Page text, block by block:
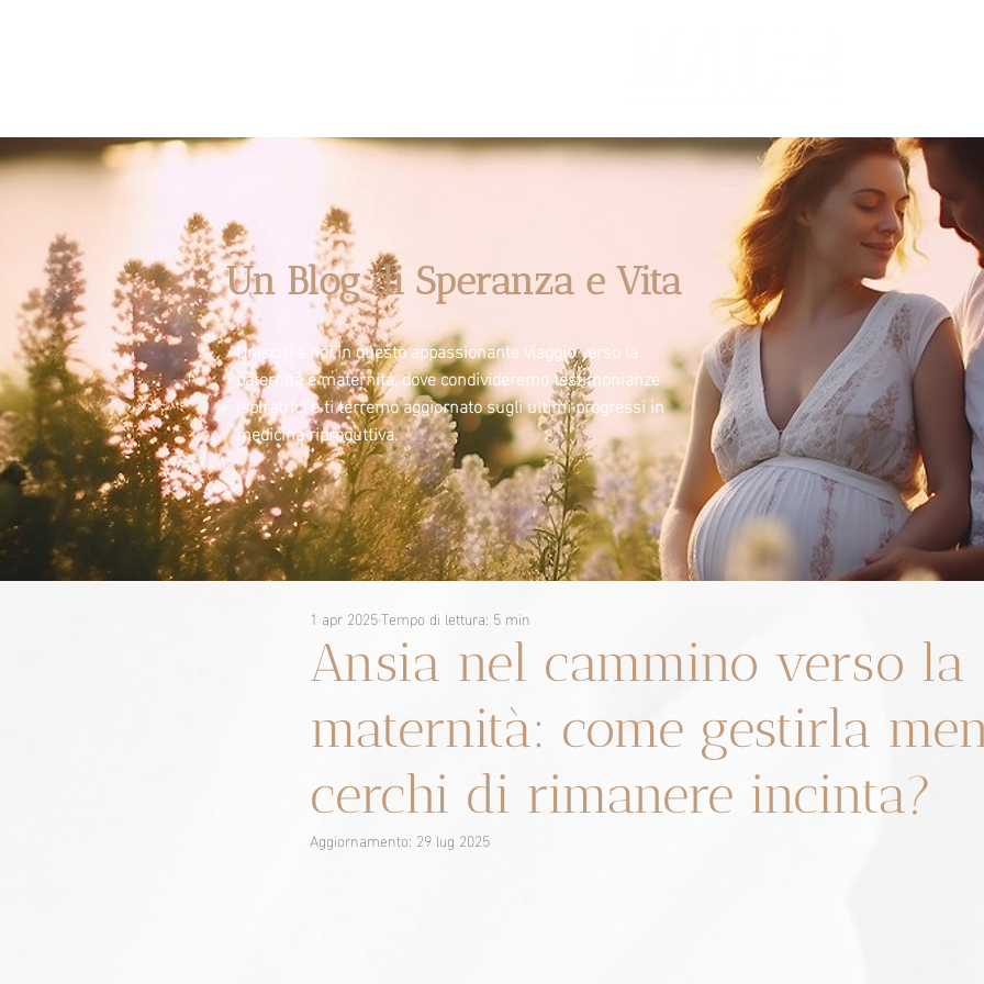
Un Blog di Speranza e Vita
Unisciti a noi in questo appassionante viaggio verso la
paternità e maternità, dove condivideremo testimonianze
ispiratrici e ti terremo aggiornato sugli ultimi progressi in
medicina riproduttiva.
Ansia nel cammino verso la
maternità: come gestirla
cerchi di rimanere incinta?
1 apr 2025Tempo di lettura: 5 min
Aggiornamento: 29 lug 2025